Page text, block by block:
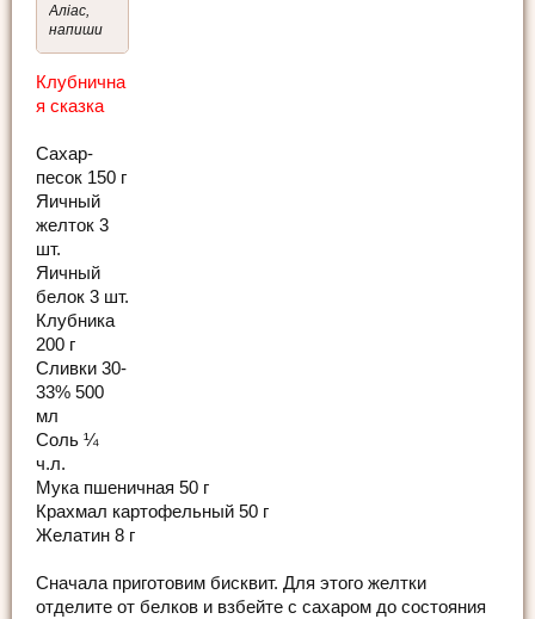
Аліас,
напиши
Клубнична
я сказка
Сахар-
песок 150 г
Яичный
желток 3
шт.
Яичный
белок 3 шт.
Клубника
200 г
Сливки 30-
33% 500
мл
Соль ¼
ч.л.
Мука пшеничная 50 г
Крахмал картофельный 50 г
Желатин 8 г
Сначала приготовим бисквит. Для этого желтки
отделите от белков и взбейте с сахаром до состояния